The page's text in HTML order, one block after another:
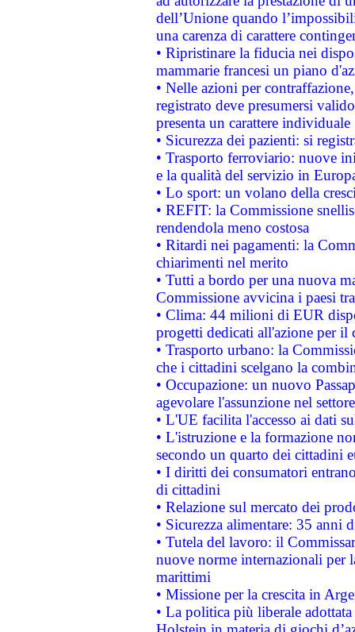
dell’Unione quando
una carenza di carattere
• Ripristinare la fiducia nei
mammarie francesi un piano
• Nelle azioni per
registrato deve presumersi
presenta un carattere individuale
• Sicurezza dei pazienti: si
• Trasporto ferroviario: nuove
e la qualità del servizio in
• Lo sport: un volano della
• REFIT: la Commissione
rendendola meno costosa
• Ritardi nei pagamenti: la
chiarimenti nel merito
• Tutti a bordo per una nuova
Commissione avvicina i paesi
• Clima: 44 milioni di EUR
progetti dedicati all'azione per il
• Trasporto urbano: la
che i cittadini scelgano la
• Occupazione: un nuovo
agevolare l'assunzione nel
• L'UE facilita l'accesso ai dati
• L'istruzione e la formazione
secondo un quarto dei cittadini
• I diritti dei consumatori
di cittadini
• Relazione sul mercato dei
• Sicurezza alimentare: 35 anni
• Tutela del lavoro: il
nuove norme internazionali per
marittimi
• Missione per la crescita in
• La politica più liberale